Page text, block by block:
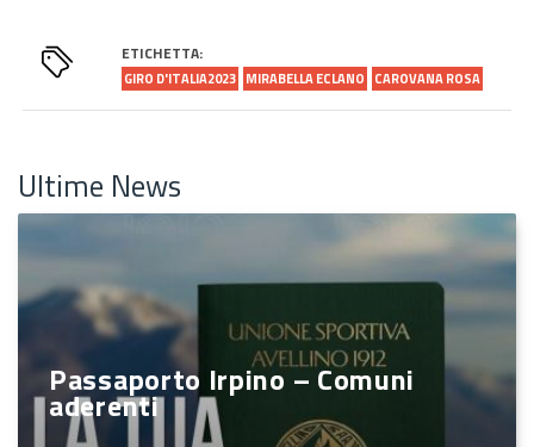
ETICHETTA:
GIRO D'ITALIA2023 MIRABELLA ECLANO CAROVANA ROSA
Ultime News
Passaporto Irpino – Comuni
aderenti